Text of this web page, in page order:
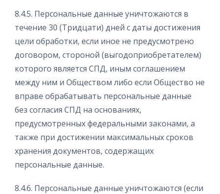
8.4.5. Персональные данные уничтожаются в
течение 30 (Тридцати) дней с даты достижения
цели обработки, если иное не предусмотрено
договором, стороной (выгодоприобретателем)
которого является СПД, иным соглашением
между ним и Обществом либо если Общество не
вправе обрабатывать персональные данные
без согласия СПД на основаниях,
предусмотренных федеральными законами, а
также при достижении максимальных сроков
хранения документов, содержащих
персональные данные.
8.4.6. Персональные данные уничтожаются (если